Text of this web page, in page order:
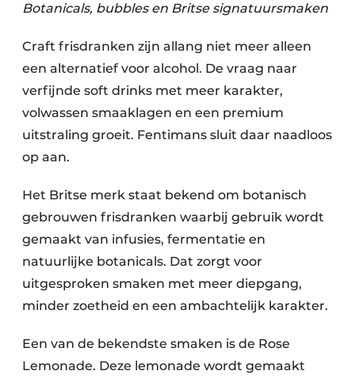
Botanicals, bubbles en Britse signatuursmaken
Craft frisdranken zijn allang niet meer alleen
een alternatief voor alcohol. De vraag naar
verfijnde soft drinks met meer karakter,
volwassen smaaklagen en een premium
uitstraling groeit. Fentimans sluit daar naadloos
op aan.
Het Britse merk staat bekend om botanisch
gebrouwen frisdranken waarbij gebruik wordt
gemaakt van infusies, fermentatie en
natuurlijke botanicals. Dat zorgt voor
uitgesproken smaken met meer diepgang,
minder zoetheid en een ambachtelijk karakter.
Een van de bekendste smaken is de Rose
Lemonade. Deze lemonade wordt gemaakt